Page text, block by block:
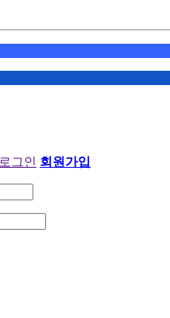
로그인 회원가입